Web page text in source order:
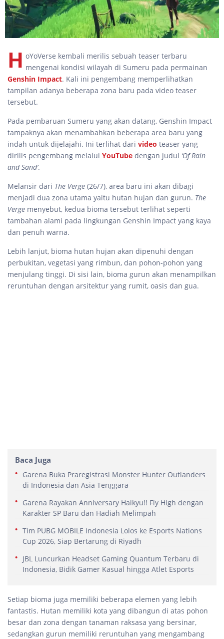
H oYoVerse kembali merilis sebuah teaser terbaru
mengenai kondisi wilayah di Sumeru pada permainan
Genshin Impact. Kali ini pengembang memperlihatkan
tampilan adanya beberapa zona baru pada video teaser
tersebut.
Pada pembaruan Sumeru yang akan datang, Genshin Impact
tampaknya akan menambahkan beberapa area baru yang
indah untuk dijelajahi. Ini terlihat dari video teaser yang
dirilis pengembang melalui YouTube dengan judul ‘Of Rain
and Sand’.
Melansir dari The Verge (26/7), area baru ini akan dibagi
menjadi dua zona utama yaitu hutan hujan dan gurun. The
Verge menyebut, kedua bioma tersebut terlihat seperti
tambahan alami pada lingkungan Genshin Impact yang kaya
dan penuh warna.
Lebih lanjut, bioma hutan hujan akan dipenuhi dengan
perbukitan, vegetasi yang rimbun, dan pohon-pohon yang
menjulang tinggi. Di sisi lain, bioma gurun akan menampilkan
reruntuhan dengan arsitektur yang rumit, oasis dan gua.
Baca Juga
Garena Buka Praregistrasi Monster Hunter Outlanders
di Indonesia dan Asia Tenggara
Garena Rayakan Anniversary Haikyu!! Fly High dengan
Karakter SP Baru dan Hadiah Melimpah
Tim PUBG MOBILE Indonesia Lolos ke Esports Nations
Cup 2026, Siap Bertarung di Riyadh
JBL Luncurkan Headset Gaming Quantum Terbaru di
Indonesia, Bidik Gamer Kasual hingga Atlet Esports
Setiap bioma juga memiliki beberapa elemen yang lebih
fantastis. Hutan memiliki kota yang dibangun di atas pohon
besar dan zona dengan tanaman raksasa yang bersinar,
sedangkan gurun memiliki reruntuhan yang mengambang